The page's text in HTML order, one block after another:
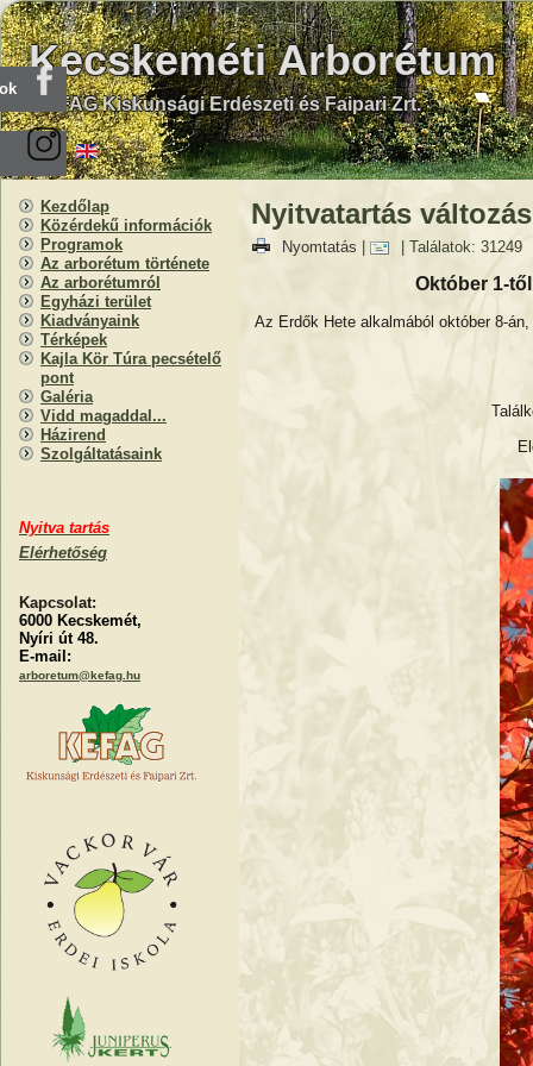
Kecskeméti Arborétum
KEFAG Kiskunsági Erdészeti és Faipari Zrt.
Kezdőlap
Közérdekű információk
Programok
Az arborétum története
Az arborétumról
Egyházi terület
Kiadványaink
Térképek
Kajla Kör Túra pecsételő
pont
Galéria
Vidd magaddal...
Házirend
Szolgáltatásaink
Nyitva tartás
Elérhetőség
Kapcsolat:
6000 Kecskemét,
Nyíri út 48.
E-mail:
arboretum@kefag.hu
Nyitvatartás
Nyomtatás | Találatok: 31249
Október 1-
Az Erdők Hete alkalmából október 8-